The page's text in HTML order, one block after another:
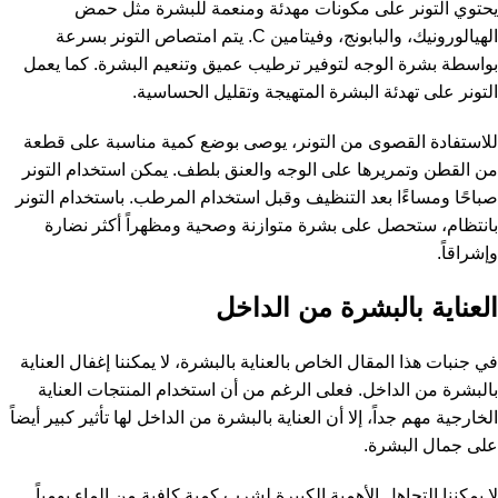
يحتوي التونر على مكونات مهدئة ومنعمة للبشرة مثل حمض
الهيالورونيك، والبابونج، وفيتامين C. يتم امتصاص التونر بسرعة
بواسطة بشرة الوجه لتوفير ترطيب عميق وتنعيم البشرة. كما يعمل
التونر على تهدئة البشرة المتهيجة وتقليل الحساسية.
للاستفادة القصوى من التونر، يوصى بوضع كمية مناسبة على قطعة
من القطن وتمريرها على الوجه والعنق بلطف. يمكن استخدام التونر
صباحًا ومساءًا بعد التنظيف وقبل استخدام المرطب. باستخدام التونر
بانتظام، ستحصل على بشرة متوازنة وصحية ومظهراً أكثر نضارة
وإشراقاً.
العناية بالبشرة من الداخل
في جنبات هذا المقال الخاص بالعناية بالبشرة، لا يمكننا إغفال العناية
بالبشرة من الداخل. فعلى الرغم من أن استخدام المنتجات العناية
الخارجية مهم جداً، إلا أن العناية بالبشرة من الداخل لها تأثير كبير أيضاً
على جمال البشرة.